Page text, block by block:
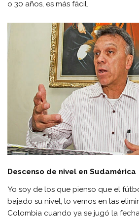
o 30 años, es más fácil.
Descenso de nivel en Sudamérica
Yo soy de los que pienso que el
bajado su nivel, lo vemos en las
Colombia cuando ya se jugó la